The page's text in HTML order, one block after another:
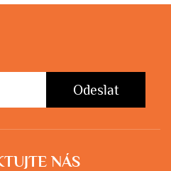
Odeslat
NÁS